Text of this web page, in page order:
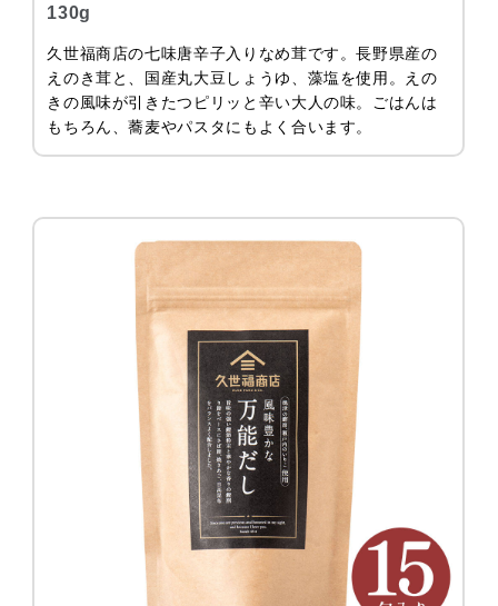
130g
久世福商店の七味唐辛子入りなめ茸です。長野県産の
えのき茸と、国産丸大豆しょうゆ、藻塩を使用。えの
きの風味が引きたつピリッと辛い大人の味。ごはんは
もちろん、蕎麦やパスタにもよく合います。